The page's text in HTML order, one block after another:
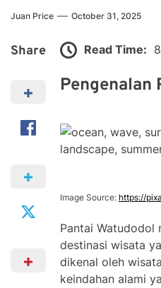
Juan Price October 31, 2025
Share Read Time:
Pengenalan
Image Source: https://
Pantai Watudodol
destinasi wisata
dikenal oleh
keindahan alami